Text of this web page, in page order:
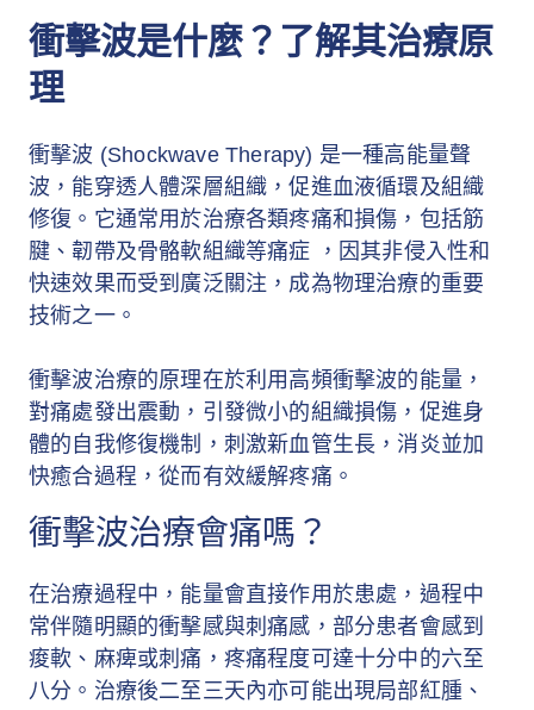
衝擊波是什麼？了解其治療原
理
衝擊波 (Shockwave Therapy) 是一種高能量聲
波，能穿透人體深層組織，促進血液循環及組織
修復。它通常用於治療各類疼痛和損傷，包括筋
腱、韌帶及骨骼軟組織等痛症 ，因其非侵入性和
快速效果而受到廣泛關注，成為物理治療的重要
技術之一。
衝擊波治療的原理在於利用高頻衝擊波的能量，
對痛處發出震動，引發微小的組織損傷，促進身
體的自我修復機制，刺激新血管生長，消炎並加
快癒合過程，從而有效緩解疼痛。
衝擊波治療會痛嗎？
在治療過程中，能量會直接作用於患處，過程中
常伴隨明顯的衝擊感與刺痛感，部分患者會感到
痠軟、麻痺或刺痛，疼痛程度可達十分中的六至
八分。治療後二至三天內亦可能出現局部紅腫、